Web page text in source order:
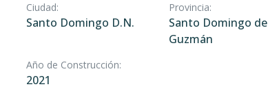
Ciudad:
Santo Domingo D.N.
Provincia:
Santo Domingo de
Guzmán
Año de Construcción:
2021